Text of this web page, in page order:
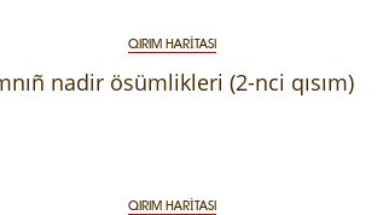
QIRIM HARİTASI
nadir ösümlikleri (2-nci qısım)
QIRIM HARİTASI